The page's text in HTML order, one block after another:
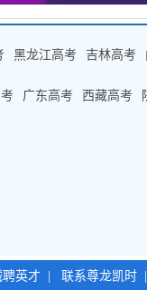
黑龙江高考 吉林高考
广东高考 西藏高考
聘英才 联系尊龙凯时